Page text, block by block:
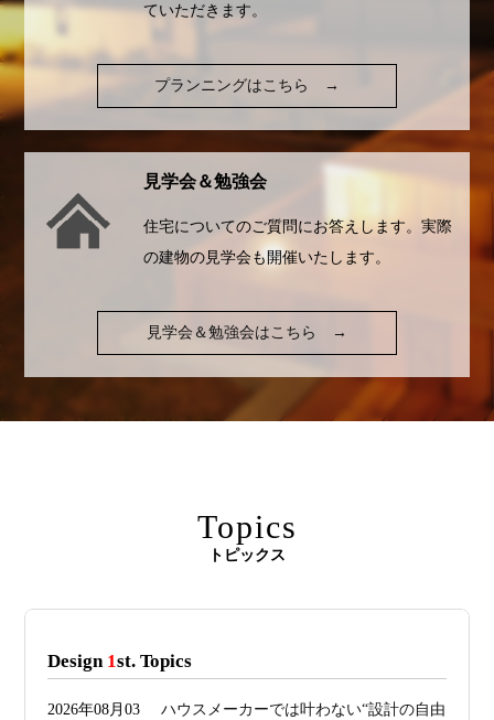
ていただきます。
プランニングはこちら →
見学会＆勉強会
住宅についてのご質問にお答えします。実際
の建物の見学会も開催いたします。
見学会＆勉強会はこちら →
Topics
トピックス
Design 1st. Topics
2026年08月03
ハウスメーカーでは叶わない“設計の自由